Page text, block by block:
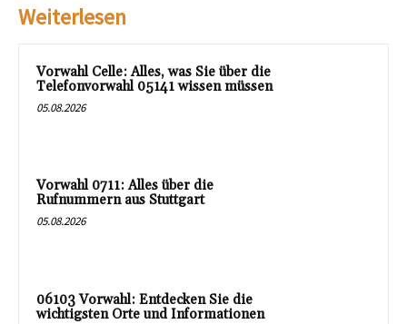
Weiterlesen
Vorwahl Celle: Alles, was Sie über die
Telefonvorwahl 05141 wissen müssen
05.08.2026
Vorwahl 0711: Alles über die
Rufnummern aus Stuttgart
05.08.2026
06103 Vorwahl: Entdecken Sie die
wichtigsten Orte und Informationen